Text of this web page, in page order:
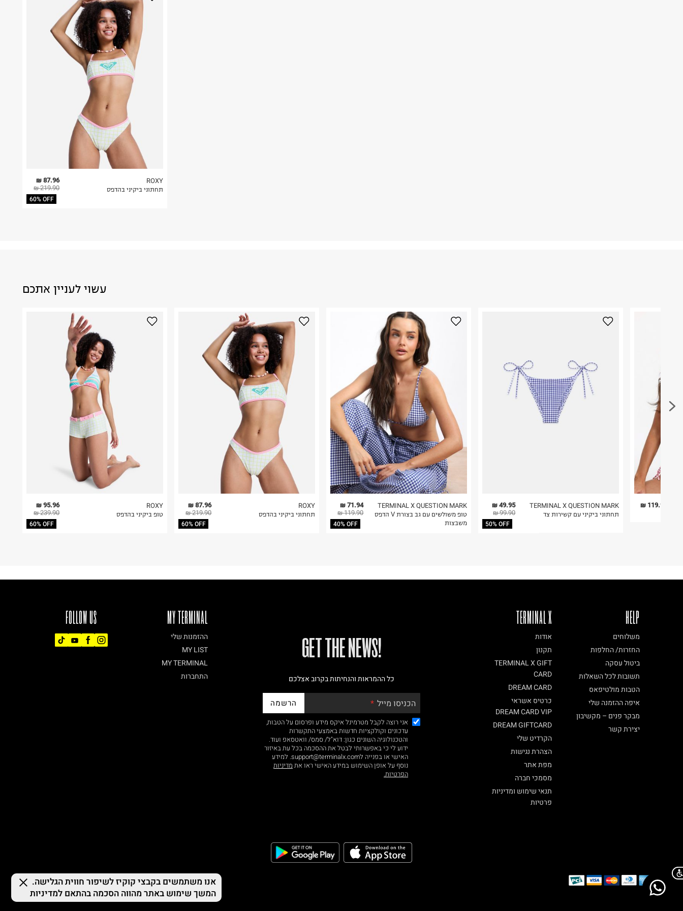
87.96 ₪
219.90 ₪
60% OFF
ROXY
תחתוני ביקיני בהדפס
עשוי לעניין אתכם
95.96 ₪
239.90 ₪
60% OFF
ROXY
טופ ביקיני בהדפס
87.96 ₪
219.90 ₪
60% OFF
ROXY
תחתוני ביקיני בהדפס
71.94 ₪
119.90 ₪
40% OFF
TERMINAL X QUESTION MARK
טופ משולשים עם גב בצורת V הדפס
משבצות
49.95 ₪
99.90 ₪
50% OFF
TERMINAL X QUESTION MARK
תחתוני ביקיני עם קשירות צד
119.90 ₪
FOLLOW US MY TERMINAL
ההזמנות שלי
MY LIST
MY TERMINAL
התחברות
!GET THE NEWS
כל ההמראות והנחיתות בקרוב אצלכם
הכניסו מייל הרשמה
אני רוצה לקבל מטרמינל איקס מידע ופרסום על הטבות,
עדכונים וקולקציות חדשות באמצעי התקשרות
והטכנולוגיה השונים כגון: דוא"ל/ סמס/ וואטסאפ ועוד.
ידוע לי כי באפשרותי לבטל את ההסכמה בכל עת באיזור
האישי או בפנייה לsupport@terminalx.com. למידע
נוסף על אופן השימוש במידע האישי ראו את מדיניות
הפרטיות.
TERMINAL X
אודות
תקנון
TERMINAL X GIFT
CARD
DREAM CARD
כרטיס אשראי
DREAM CARD VIP
DREAM GIFTCARD
הקרדיט שלי
הצהרת נגישות
מפת אתר
מסמכי חברה
תנאי שימוש ומדיניות
פרטיות
HELP
משלוחים
החזרות/ החלפות
ביטול עסקה
תשובות לכל השאלות
הטבות מולטיפאס
איפה ההזמנה שלי
מבקר פנים – מקשיבון
יצירת קשר
© 2026 TERMINAL X
Chat on WhatsApp